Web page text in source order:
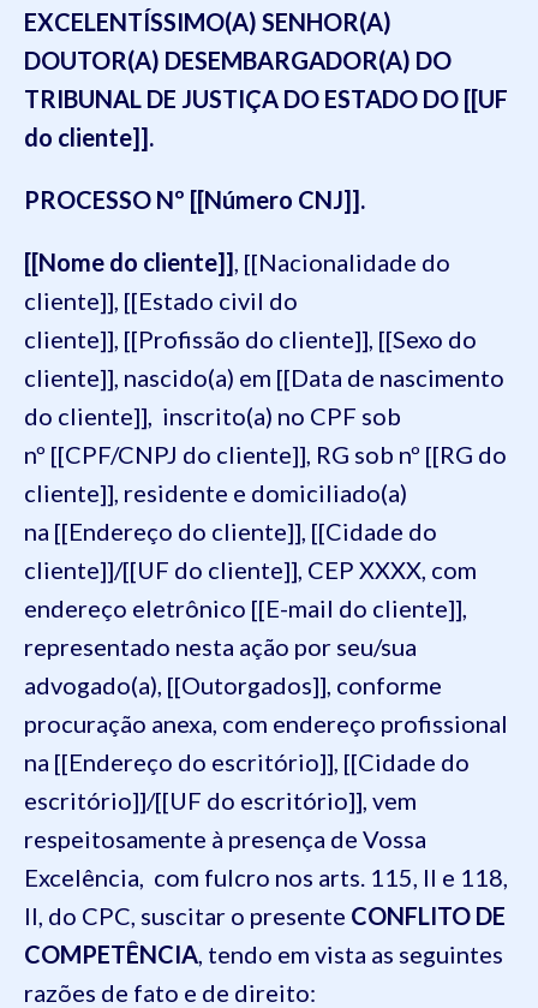
EXCELENTÍSSIMO(A) SENHOR(A)
DOUTOR(A) DESEMBARGADOR(A) DO
TRIBUNAL DE JUSTIÇA DO ESTADO DO [[UF
do cliente]].
PROCESSO Nº [[Número CNJ]].
[[Nome do cliente]] , [[Nacionalidade do
cliente]], [[Estado civil do
cliente]], [[Profissão do cliente]], [[Sexo do
cliente]], nascido(a) em [[Data de nascimento
do cliente]], inscrito(a) no CPF sob
nº [[CPF/CNPJ do cliente]], RG sob nº [[RG do
cliente]], residente e domiciliado(a)
na [[Endereço do cliente]], [[Cidade do
cliente]]/[[UF do cliente]], CEP XXXX, com
endereço eletrônico [[E-mail do cliente]],
representado nesta ação por seu/sua
advogado(a), [[Outorgados]], conforme
procuração anexa, com endereço profissional
na [[Endereço do escritório]], [[Cidade do
escritório]]/[[UF do escritório]], vem
respeitosamente à presença de Vossa
Excelência, com fulcro nos arts. 115, II e 118,
II, do CPC, suscitar o presente CONFLITO DE
COMPETÊNCIA , tendo em vista as seguintes
razões de fato e de direito: